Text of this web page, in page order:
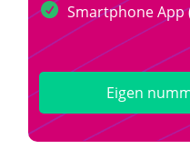
Smartphone App
Eigen